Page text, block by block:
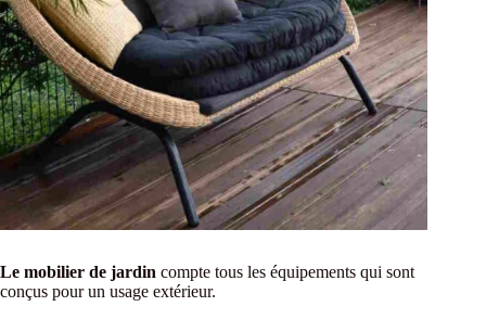
Le mobilier de jardin compte tous les équipements qui sont
conçus pour un usage extérieur.